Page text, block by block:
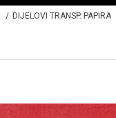
DIJELOVI TRANSP. PAPIRA